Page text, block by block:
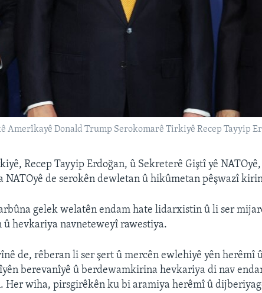
Amerîkayê Donald Trump Serokomarê Tirkiyê Recep Tayyip
Recep Tayyip Erdoğan, û Sekreterê Giştî yê
NATOyê de serokên dewletan û hikûmetan pêşwazî
gelek welatên endam hate lidarxistin û li ser
hevkariya navneteweyî rawestiya.
de, rêberan li ser şert û mercên ewlehiyê yên herêmî
berevanîyê û berdewamkirina hevkariya di nav
Her wiha, pirsgirêkên ku bi aramiya herêmî û